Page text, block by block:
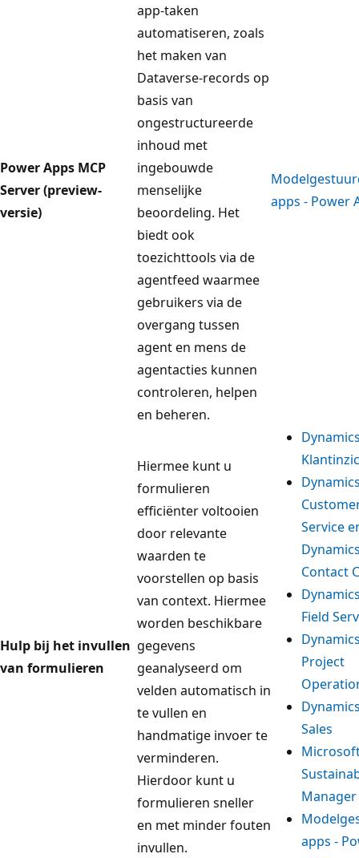
Power Apps MCP
Server (preview-
versie)
app-taken
automatiseren, zoals
het maken van
Dataverse-records op
basis van
ongestructureerde
inhoud met
ingebouwde
menselijke
beoordeling. Het
biedt ook
toezichttools via de
agentfeed waarmee
gebruikers via de
overgang tussen
agent en mens de
agentacties kunnen
controleren, helpen
en beheren.
apps - Power
Hulp bij het invullen
van formulieren
Hiermee kunt u
formulieren
efficiënter voltooien
door relevante
waarden te
voorstellen op basis
van context. Hiermee
worden beschikbare
gegevens
geanalyseerd om
velden automatisch in
te vullen en
handmatige invoer te
verminderen.
Hierdoor kunt u
formulieren sneller
en met minder fouten
invullen.
Service
Contact
Field
Project
Sales
Manager
apps -